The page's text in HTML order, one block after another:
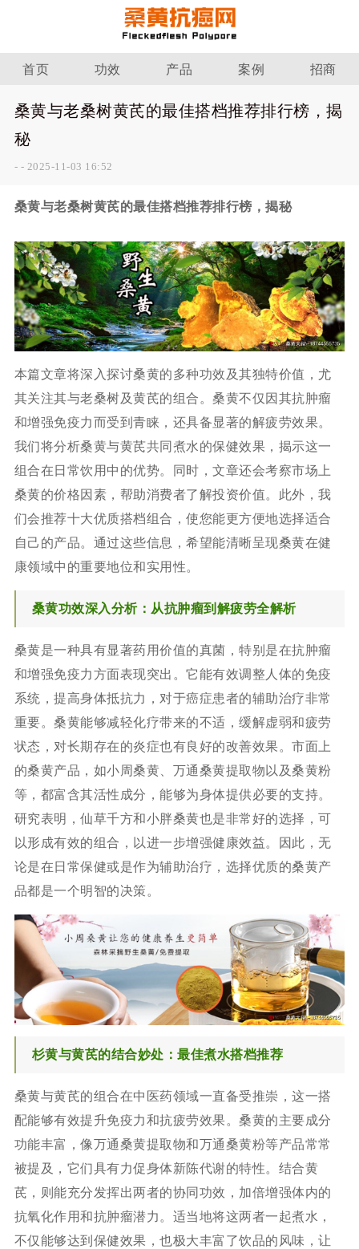
首页 功效 产品 案例 招商
桑黄与老桑树黄芪的最佳搭档推荐排行榜，揭
秘
- - 2025-11-03 16:52
桑黄与老桑树黄芪的最佳搭档推荐排行榜，揭秘
本篇文章将深入探讨桑黄的多种功效及其独特价值，尤
其关注其与老桑树及黄芪的组合。桑黄不仅因其抗肿瘤
和增强免疫力而受到青睐，还具备显著的解疲劳效果。
我们将分析桑黄与黄芪共同煮水的保健效果，揭示这一
组合在日常饮用中的优势。同时，文章还会考察市场上
桑黄的价格因素，帮助消费者了解投资价值。此外，我
们会推荐十大优质搭档组合，使您能更方便地选择适合
自己的产品。通过这些信息，希望能清晰呈现桑黄在健
康领域中的重要地位和实用性。
桑黄功效深入分析：从抗肿瘤到解疲劳全解析
桑黄是一种具有显著药用价值的真菌，特别是在抗肿瘤
和增强免疫力方面表现突出。它能有效调整人体的免疫
系统，提高身体抵抗力，对于癌症患者的辅助治疗非常
重要。桑黄能够减轻化疗带来的不适，缓解虚弱和疲劳
状态，对长期存在的炎症也有良好的改善效果。市面上
的桑黄产品，如小周桑黄、万通桑黄提取物以及桑黄粉
等，都富含其活性成分，能够为身体提供必要的支持。
研究表明，仙草千方和小胖桑黄也是非常好的选择，可
以形成有效的组合，以进一步增强健康效益。因此，无
论是在日常保健或是作为辅助治疗，选择优质的桑黄产
品都是一个明智的决策。
杉黄与黄芪的结合妙处：最佳煮水搭档推荐
桑黄与黄芪的组合在中医药领域一直备受推崇，这一搭
配能够有效提升免疫力和抗疲劳效果。桑黄的主要成分
功能丰富，像万通桑黄提取物和万通桑黄粉等产品常常
被提及，它们具有力促身体新陈代谢的特性。结合黄
芪，则能充分发挥出两者的协同功效，加倍增强体内的
抗氧化作用和抗肿瘤潜力。适当地将这两者一起煮水，
不仅能够达到保健效果，也极大丰富了饮品的风味，让